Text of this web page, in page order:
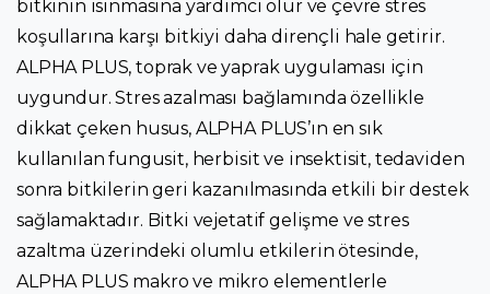
bitkinin ısınmasına yardımcı olur ve çevre stres
koşullarına karşı bitkiyi daha dirençli hale getirir.
ALPHA PLUS, toprak ve yaprak uygulaması için
uygundur. Stres azalması bağlamında özellikle
dikkat çeken husus, ALPHA PLUS’ın en sık
kullanılan fungusit, herbisit ve insektisit, tedaviden
sonra bitkilerin geri kazanılmasında etkili bir destek
sağlamaktadır. Bitki vejetatif gelişme ve stres
azaltma üzerindeki olumlu etkilerin ötesinde,
ALPHA PLUS makro ve mikro elementlerle